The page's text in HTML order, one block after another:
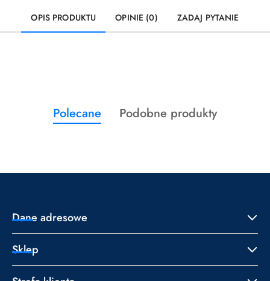
OPIS PRODUKTU OPINIE (0) ZADAJ PYTANIE
Pomiń karuzelę produktów
Produkty
o
Polecane
Produkty
Podobne produkty
Dane adresowe
Sklep